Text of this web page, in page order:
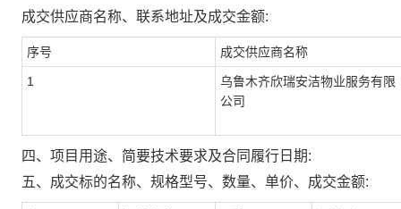
成交供应商名称、联系地址及成交金额:
序号 成交供应商名称
1
乌鲁木齐欣瑞安洁物业服务有限
公司
四、项目用途、简要技术要求及合同履行日期:
五、成交标的名称、规格型号、数量、单价、成交金额: